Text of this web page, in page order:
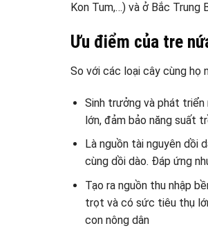
Kon Tum,…) và ở Bắc Trung
Ưu điểm của tre
So với các loại cây cùng họ
Sinh trưởng và phát triển
lớn, đảm bảo năng suất
Là nguồn tài nguyên dồi
cùng dồi dào. Đáp ứng
Tạo ra nguồn thu nhập
trọt và có sức tiêu thụ
con nông dân